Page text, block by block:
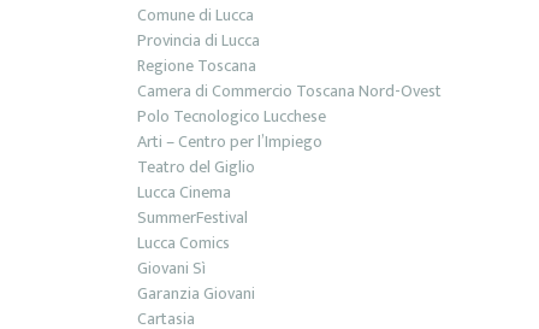
Comune di Lucca
Provincia di Lucca
Regione Toscana
Camera di Commercio Toscana Nord-Ovest
Polo Tecnologico Lucchese
Arti – Centro per l’Impiego
Teatro del Giglio
Lucca Cinema
SummerFestival
Lucca Comics
Giovani Sì
Garanzia Giovani
Cartasia